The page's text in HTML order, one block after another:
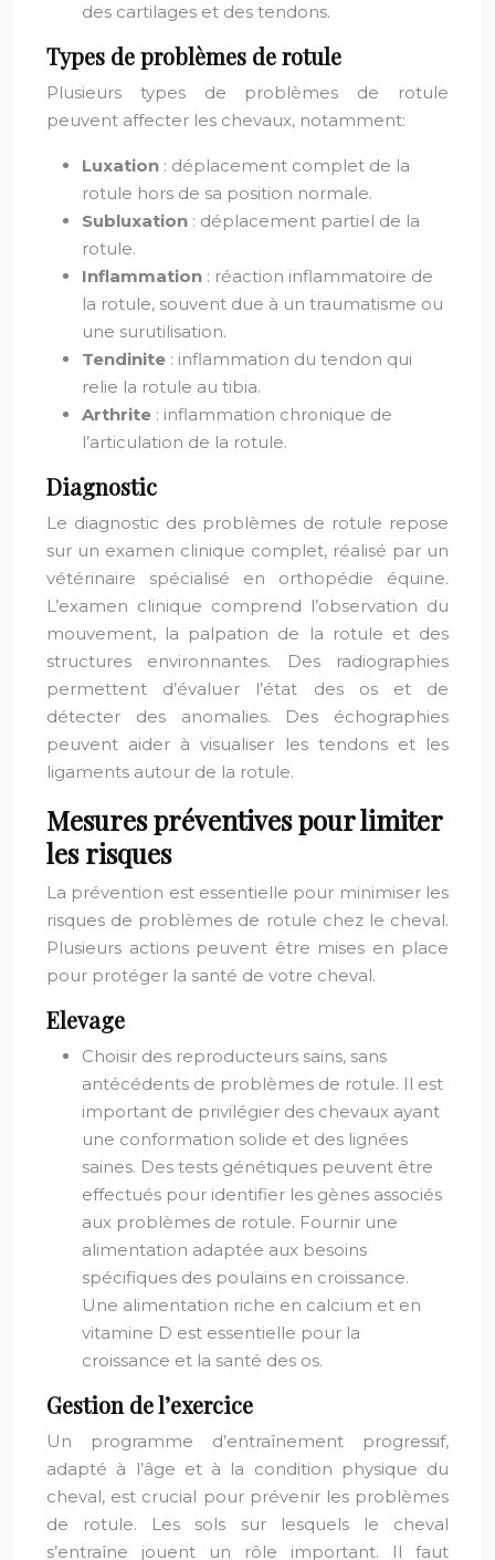
des cartilages et des tendons.
Types de problèmes de rotule
Plusieurs types de problèmes de rotule
peuvent affecter les chevaux, notamment:
Luxation : déplacement complet de la
rotule hors de sa position normale.
Subluxation : déplacement partiel de la
rotule.
Inflammation : réaction inflammatoire de
la rotule, souvent due à un traumatisme ou
une surutilisation.
Tendinite : inflammation du tendon qui
relie la rotule au tibia.
Arthrite : inflammation chronique de
l’articulation de la rotule.
Diagnostic
Le diagnostic des problèmes de rotule repose
sur un examen clinique complet, réalisé par un
vétérinaire spécialisé en orthopédie équine.
L’examen clinique comprend l’observation du
mouvement, la palpation de la rotule et des
structures environnantes. Des radiographies
permettent d’évaluer l’état des os et de
détecter des anomalies. Des échographies
peuvent aider à visualiser les tendons et les
ligaments autour de la rotule.
Mesures préventives pour limiter
les risques
La prévention est essentielle pour minimiser les
risques de problèmes de rotule chez le cheval.
Plusieurs actions peuvent être mises en place
pour protéger la santé de votre cheval.
Elevage
Choisir des reproducteurs sains, sans
antécédents de problèmes de rotule. Il est
important de privilégier des chevaux ayant
une conformation solide et des lignées
saines. Des tests génétiques peuvent être
effectués pour identifier les gènes associés
aux problèmes de rotule. Fournir une
alimentation adaptée aux besoins
spécifiques des poulains en croissance.
Une alimentation riche en calcium et en
vitamine D est essentielle pour la
croissance et la santé des os.
Gestion de l’exercice
Un programme d’entraînement progressif,
adapté à l’âge et à la condition physique du
cheval, est crucial pour prévenir les problèmes
de rotule. Les sols sur lesquels le cheval
s’entraîne jouent un rôle important. Il faut